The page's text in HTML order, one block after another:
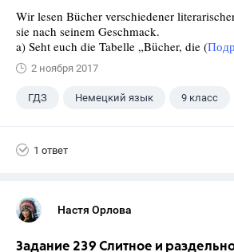
Wir lesen Bücher verschiedener
sie nach seinem Geschmack.
a) Seht euch die Tabelle „Bücher, die (
2 ноября 2017
ГДЗ Немецкий язык 9 класс
1 ответ
Настя Орлова
Задание 239 Слитное и